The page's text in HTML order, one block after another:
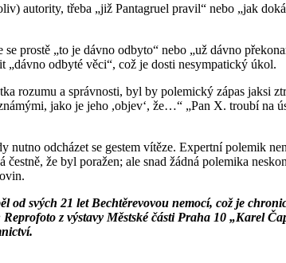
autority, třeba „již Pantagruel pravil“ nebo „jak
prostě „to je dávno odbyto“ nebo „už dávno
„dávno odbyté věci“, což je dosti nesympatický úkol.
rozumu a správnosti, byl by polemický zápas jaksi
jako je jeho ,objev‘, že…“ „Pan X. troubí na
odcházet se gestem vítěze. Expertní polemik
že byl poražen; ale snad žádná polemika
svých 21 let Bechtěrevovou nemocí, což je
z výstavy Městské části Praha 10 „Karel